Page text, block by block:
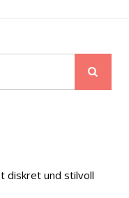
diskret und stilvoll